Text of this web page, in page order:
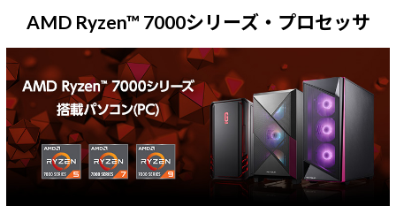
AMD Ryzen™ 7000シリーズ・プロセッサ